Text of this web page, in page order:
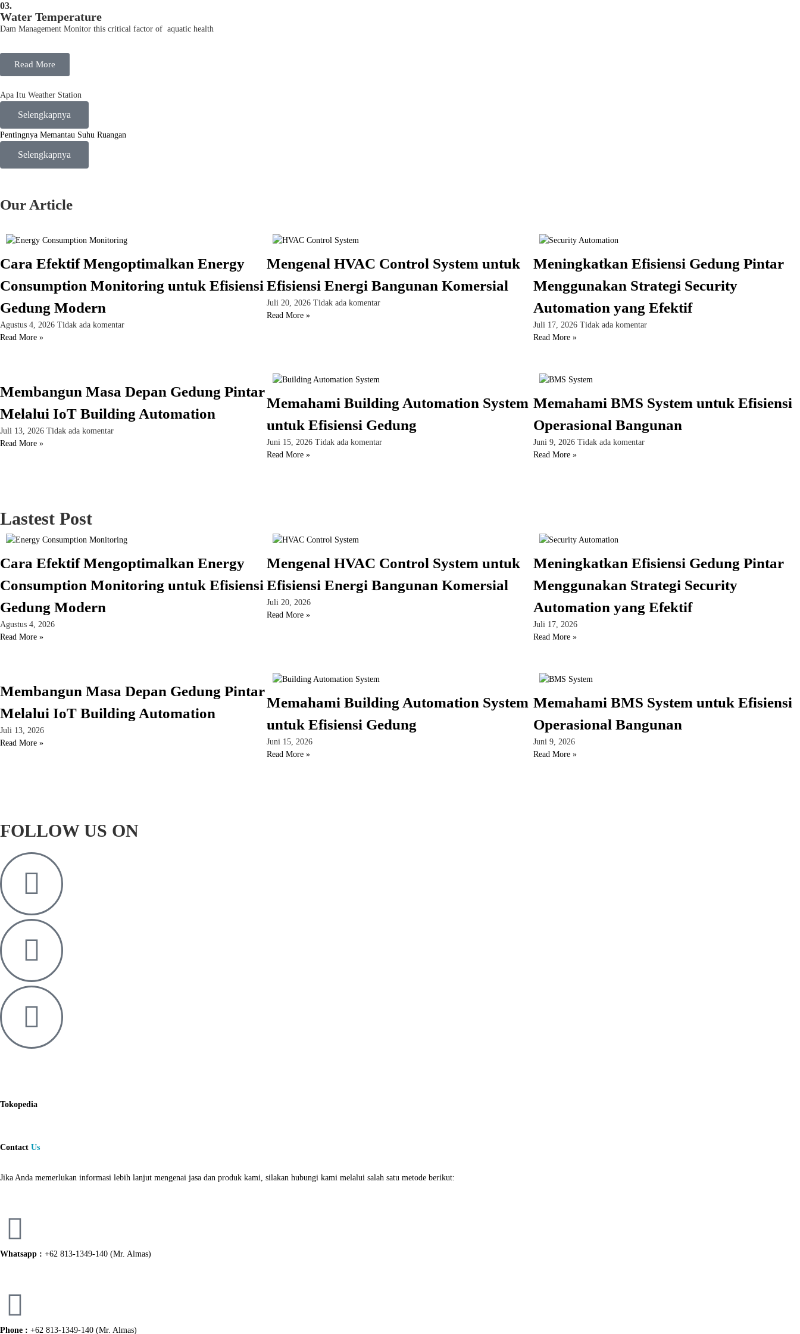
03.
Water Temperature
Dam Management Monitor this critical factor of aquatic health
Read More
Apa Itu Weather Station
Selengkapnya
Pentingnya Memantau Suhu Ruangan
Selengkapnya
Our Article
Cara Efektif Mengoptimalkan Energy
Consumption Monitoring untuk Efisiensi
Gedung Modern
Agustus 4, 2026 Tidak ada komentar
Read More »
Mengenal HVAC Control System untuk
Efisiensi Energi Bangunan Komersial
Juli 20, 2026 Tidak ada komentar
Read More »
Meningkatkan Efisiensi Gedung Pintar
Menggunakan Strategi Security
Automation yang Efektif
Juli 17, 2026 Tidak ada komentar
Read More »
Membangun Masa Depan Gedung Pintar
Melalui IoT Building Automation
Juli 13, 2026 Tidak ada komentar
Read More »
Memahami Building Automation System
untuk Efisiensi Gedung
Juni 15, 2026 Tidak ada komentar
Read More »
Memahami BMS System untuk Efisiensi
Operasional Bangunan
Juni 9, 2026 Tidak ada komentar
Read More »
Lastest Post
Cara Efektif Mengoptimalkan Energy
Consumption Monitoring untuk Efisiensi
Gedung Modern
Agustus 4, 2026
Read More »
Mengenal HVAC Control System untuk
Efisiensi Energi Bangunan Komersial
Juli 20, 2026
Read More »
Meningkatkan Efisiensi Gedung Pintar
Menggunakan Strategi Security
Automation yang Efektif
Juli 17, 2026
Read More »
Membangun Masa Depan Gedung Pintar
Melalui IoT Building Automation
Juli 13, 2026
Read More »
Memahami Building Automation System
untuk Efisiensi Gedung
Juni 15, 2026
Read More »
Memahami BMS System untuk Efisiensi
Operasional Bangunan
Juni 9, 2026
Read More »
FOLLOW US ON
Tokopedia
Contact Us
Jika Anda memerlukan informasi lebih lanjut mengenai jasa dan produk kami, silakan hubungi kami melalui salah satu metode berikut:
Whatsapp : +62 813-1349-140 (Mr. Almas)
Phone : +62 813-1349-140 (Mr. Almas)